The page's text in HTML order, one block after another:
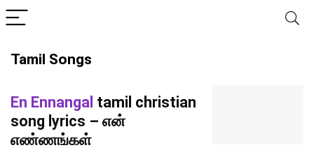
Tamil Songs
En Ennangal tamil christian
song lyrics – என்
எண்ணங்கள்